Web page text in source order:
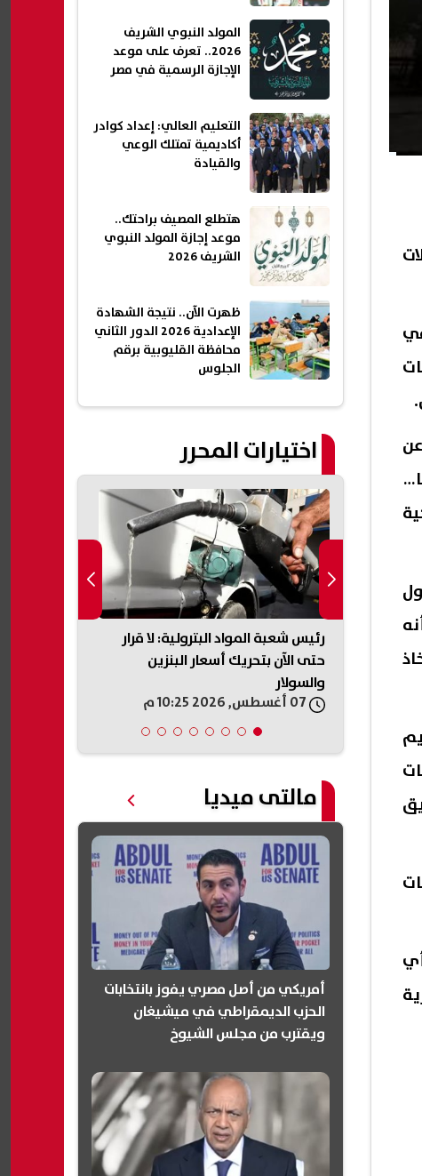
المولد النبوي الشريف
2026.. تعرف على موعد
الإجازة الرسمية في مصر
التعليم العالي: إعداد كوادر
أكاديمية تمتلك الوعي
والقيادة
هتطلع المصيف براحتك..
موعد إجازة المولد النبوي
الشريف 2026
ظهرت الآن.. نتيجة الشهادة
الإعدادية 2026 الدور الثاني
محافظة القليوبية برقم
الجلوس
اختيارات المحرر
أو
رئيس شعبة المواد البترولية: لا قرار
حتى الآن بتحريك أسعار البنزين
والسولار
مالتى ميديا
أمريكي من أصل مصري يفوز بانتخابات
الحزب الديمقراطي في ميشيغان
ويقترب من مجلس الشيوخ